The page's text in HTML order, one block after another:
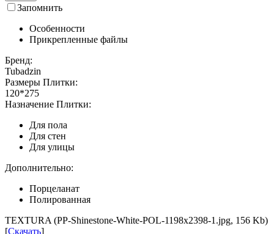
Запомнить
Особенности
Прикрепленные файлы
Бренд:
Tubadzin
Размеры Плитки:
120*275
Назначение Плитки:
Для пола
Для стен
Для улицы
Дополнительно:
Порцеланат
Полированная
TEXTURA (PP-Shinestone-White-POL-1198x2398-1.jpg, 156 Kb)
[Скачать]